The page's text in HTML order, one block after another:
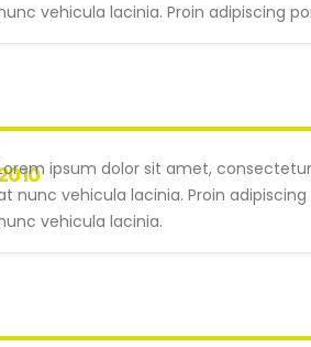
vehicula lacinia. Proin adipiscing
ipsum dolor sit amet,
nunc vehicula lacinia. Proin
vehicula lacinia.